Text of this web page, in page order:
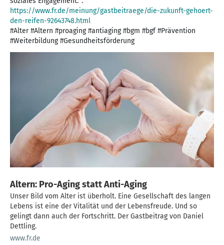
https://www.fr.de/meinung/gastbeitraege/die-zukunft-gehoert-
den-reifen-92643748.html
#Alter #Altern #proaging #antiaging #bgm #bgf #Prävention
#Weiterbildung #Gesundheitsförderung
Altern: Pro-Aging statt Anti-Aging
Unser Bild vom Alter ist überholt. Eine Gesellschaft des langen
Lebens ist eine der Vitalität und der Lebensfreude. Und so
gelingt dann auch der Fortschritt. Der Gastbeitrag von Daniel
Dettling.
www.fr.de